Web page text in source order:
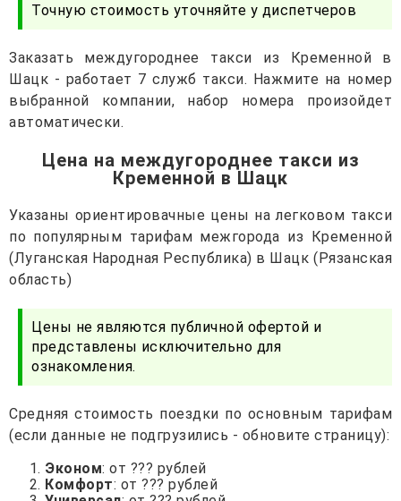
Точную стоимость уточняйте у диспетчеров
Заказать междугороднее такси из Кременной в
Шацк - работает 7 служб такси. Нажмите на номер
выбранной компании, набор номера произойдет
автоматически.
Цена на междугороднее такси из
Кременной в Шацк
Указаны ориентировачные цены на легковом такси
по популярным тарифам межгорода из Кременной
(Луганская Народная Республика) в Шацк (Рязанская
область)
Цены не являются публичной офертой и
представлены исключительно для
ознакомления.
Средняя стоимость поездки по основным тарифам
(если данные не подгрузились - обновите страницу):
Эконом: от ??? рублей
Комфорт: от ??? рублей